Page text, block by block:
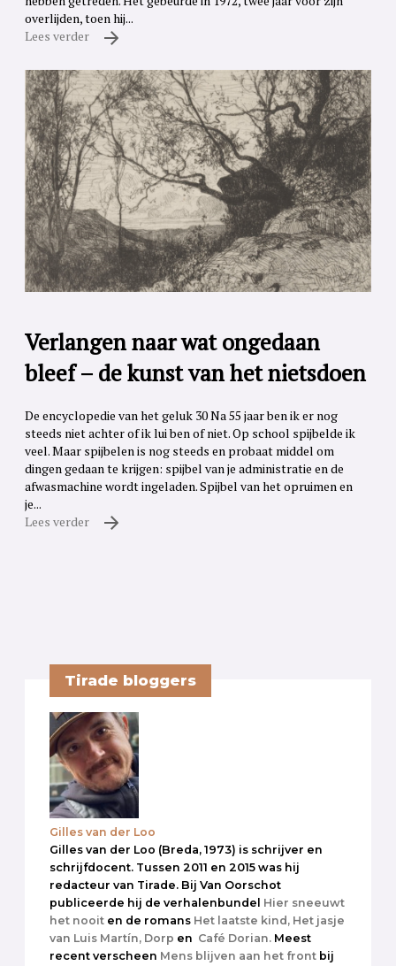
overlijden, toen hij...
Lees verder
Verlangen naar wat ongedaan
bleef – de kunst van het nietsdoen
De encyclopedie van het geluk 30 Na 55 jaar ben ik er nog
steeds niet achter of ik lui ben of niet. Op school spijbelde ik
veel. Maar spijbelen is nog steeds en probaat middel om
dingen gedaan te krijgen: spijbel van je administratie en de
afwasmachine wordt ingeladen. Spijbel van het opruimen en
je...
Lees verder
Tirade bloggers
Gilles van der Loo
Gilles van der Loo (Breda, 1973) is schrijver en
schrijfdocent. Tussen 2011 en 2015 was hij
redacteur van Tirade. Bij Van Oorschot
publiceerde hij de verhalenbundel Hier sneeuwt
het nooit en de romans Het laatste kind, Het jasje
van Luis Martín, Dorp en Café Dorian. Meest
recent verscheen Mens blijven aan het front bij